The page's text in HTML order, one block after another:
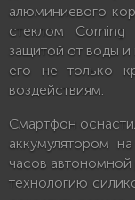
алюминиевого
стеклом
защитой от воды и
его не только
воздействиям.
Смартфон
аккумулятором
часов
технологию